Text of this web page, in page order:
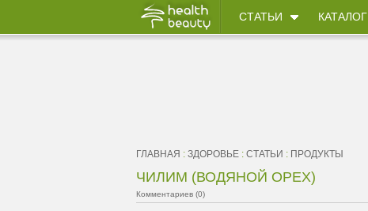
СТАТЬИ КАТАЛОГ
ГЛАВНАЯ : ЗДОРОВЬЕ : СТАТЬИ : ПРОДУКТЫ
ЧИЛИМ (ВОДЯНОЙ ОРЕХ)
Комментариев (0)